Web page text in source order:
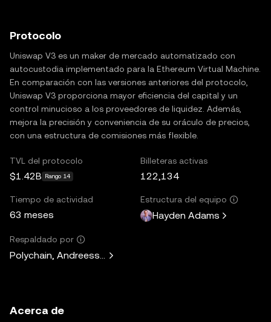
Protocolo
Uniswap V3 es un maker de mercado automatizado con
autocustodia implementado para la Ethereum Virtual Machine.
En comparación con las versiones anteriores del protocolo,
Uniswap V3 proporciona mayor eficiencia del capital y un
control minucioso a los proveedores de liquidez. Además,
mejora la precisión y conveniencia de su oráculo de precios,
con una estructura de comisiones más flexible.
TVL del protocolo
$1.42B Rango 14
Billeteras activas
122,134
Tiempo de actividad
63 meses
Estructura del equipo
Hayden Adams
Respaldado por
Polychain, Andreessen Horowitz, Paradigm, Variant Fund,
Acerca de